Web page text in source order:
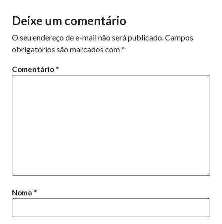
Deixe um comentário
O seu endereço de e-mail não será publicado.Campos
obrigatórios são marcados com*
Comentário *
Nome *